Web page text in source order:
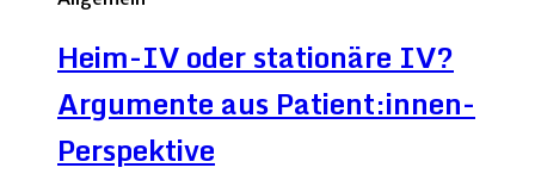
Heim-IV oder stationäre IV?
Argumente aus Patient:innen-
Perspektive